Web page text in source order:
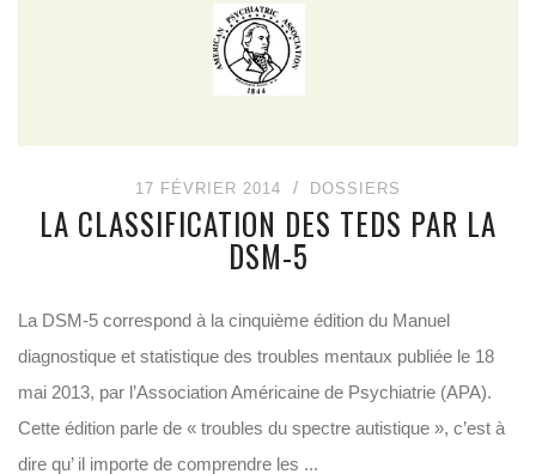
17 FÉVRIER 2014 DOSSIERS
LA CLASSIFICATION DES TEDS PAR LA
DSM-5
La DSM-5 correspond à la cinquième édition du Manuel
diagnostique et statistique des troubles mentaux publiée le 18
mai 2013, par l’Association Américaine de Psychiatrie (APA).
Cette édition parle de « troubles du spectre autistique », c’est à
dire qu’ il importe de comprendre les ...